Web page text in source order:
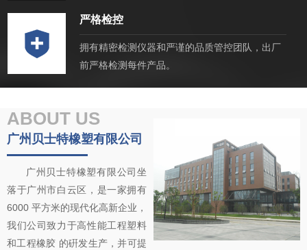
严格检控
拥有精密检测仪器和严谨的品质管控团队，出厂
前严格检测每件产品。
ABOUT US
广州贝士特橡塑有限公司
广州贝士特橡塑有限公司坐
落于广州市白云区，是一家拥有
6000 平方米的现代化高新企业，
我们公司致力于高性能工程塑料
和工程橡胶 的硏发生产，并可提